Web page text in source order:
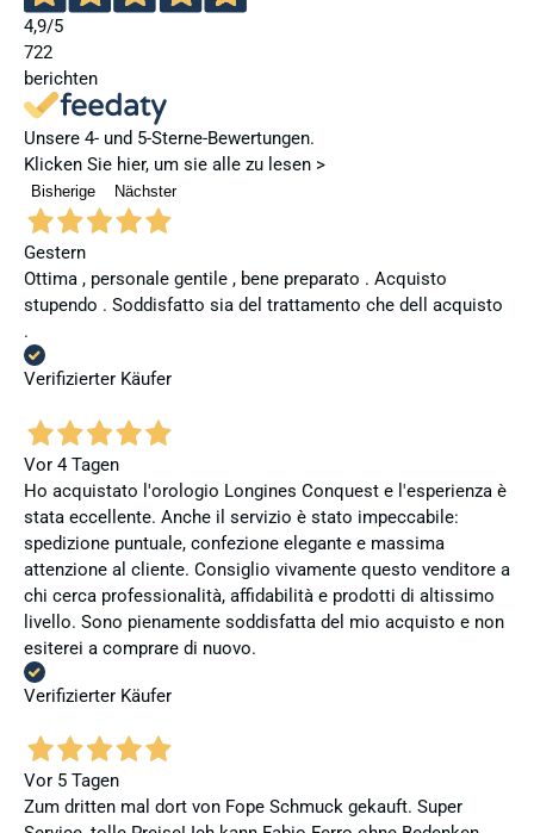
4,9/5
722
berichten
Unsere 4- und 5-Sterne-Bewertungen.
Klicken Sie hier, um sie alle zu lesen >
Bisherige Nächster
Gestern
Ottima , personale gentile , bene preparato . Acquisto
stupendo . Soddisfatto sia del trattamento che dell acquisto
.
Verifizierter Käufer
Vor 4 Tagen
Ho acquistato l'orologio Longines Conquest e l'esperienza è
stata eccellente. Anche il servizio è stato impeccabile:
spedizione puntuale, confezione elegante e massima
attenzione al cliente. Consiglio vivamente questo venditore a
chi cerca professionalità, affidabilità e prodotti di altissimo
livello. Sono pienamente soddisfatta del mio acquisto e non
esiterei a comprare di nuovo.
Verifizierter Käufer
Vor 5 Tagen
Zum dritten mal dort von Fope Schmuck gekauft. Super